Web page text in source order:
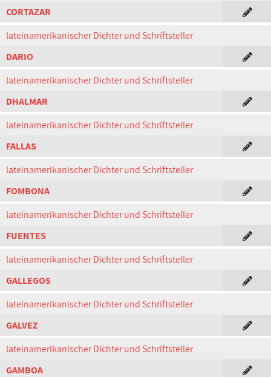
CORTAZAR
lateinamerikanischer Dichter und Schriftsteller
DARIO
lateinamerikanischer Dichter und Schriftsteller
DHALMAR
lateinamerikanischer Dichter und Schriftsteller
FALLAS
lateinamerikanischer Dichter und Schriftsteller
FOMBONA
lateinamerikanischer Dichter und Schriftsteller
FUENTES
lateinamerikanischer Dichter und Schriftsteller
GALLEGOS
lateinamerikanischer Dichter und Schriftsteller
GALVEZ
lateinamerikanischer Dichter und Schriftsteller
GAMBOA